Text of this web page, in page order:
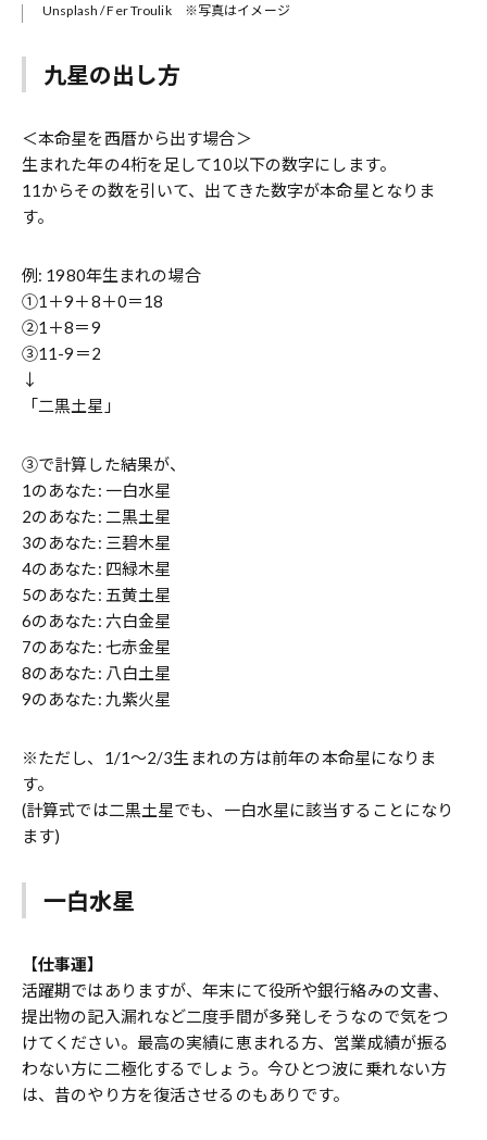
Unsplash / Fer Troulik ※写真はイメージ
九星の出し方
＜本命星を西暦から出す場合＞
生まれた年の4桁を足して10以下の数字にします。
11からその数を引いて、出てきた数字が本命星となりま
す。
例: 1980年生まれの場合
①1＋9＋8＋0＝18
➁1＋8＝9
③11-9＝2
↓
「二黒土星」
➂で計算した結果が、
1のあなた: 一白水星
2のあなた: 二黒土星
3のあなた: 三碧木星
4のあなた: 四緑木星
5のあなた: 五黄土星
6のあなた: 六白金星
7のあなた: 七赤金星
8のあなた: 八白土星
9のあなた: 九紫火星
※ただし、1/1〜2/3生まれの方は前年の本命星になりま
す。
(計算式では二黒土星でも、一白水星に該当することになり
ます)
一白水星
【仕事運】
活躍期ではありますが、年末にて役所や銀行絡みの文書、
提出物の記入漏れなど二度手間が多発しそうなので気をつ
けてください。最高の実績に恵まれる方、営業成績が振る
わない方に二極化するでしょう。今ひとつ波に乗れない方
は、昔のやり方を復活させるのもありです。